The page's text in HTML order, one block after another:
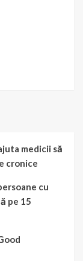
medicii să
cronice
cu
pe 15